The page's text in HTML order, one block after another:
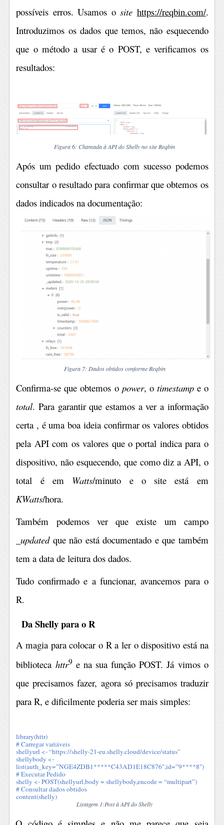
possíveis erros. Usamos osite https://reqbin.com/.
Introduzimos os dados que temos, não esquecendo
que o método a usar é o POST, e verificamos os
resultados:
Figura 6: Chamada à API do Shelly no site Reqbin
Após um pedido efectuado com sucesso podemos
consultar o resultado para confirmar que obtemos os
dados indicados na documentação:
Figura 7: Dados obtidos conforme Reqbin
Confirma-se que obtemos o power, o timestampe o
total. Para garantir que estamos a ver a informação
certa , é uma boa ideia confirmar os valores obtidos
pela API com os valores que o portal indica para o
dispositivo, não esquecendo, que como diz a API, o
total é em Watts/minuto e o site está em
KWatts/hora.
Também podemos ver que existe um campo
_updatedque não está documentado e que também
tem a data de leitura dos dados.
Tudo confirmado e a funcionar, avancemos para o
R.
Da Shelly para o R
A magia para colocar o R a ler o dispositivo está na
biblioteca httr9 e na sua função POST. Já vimos o
que precisamos fazer, agora só precisamos traduzir
para R, e dificilmente poderia ser mais simples:
library(httr)
# Carregar variáveis
shellyurl <- “https://shelly-21-eu.shelly.cloud/device/status”
shellybody <-
list(auth_key=”NGE4ZDB1*****C43AD1E18C876″,id=”9****8″)
# Executar Pedido
shelly <- POST(shellyurl,body = shellybody,encode = “multipart”)
# Consultar dados obtidos
content(shelly)
Listagem 1:Post à API do Shelly